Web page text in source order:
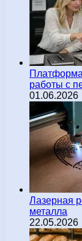
Платформа
работы с
01.06.2026
Лазерная
металла
22.05.2026